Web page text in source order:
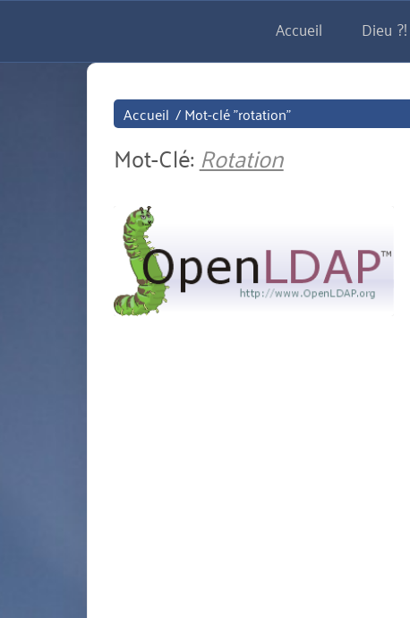
au
Accueil Dieu ?!
Accueil /Mot-clé "rotation"
Mot-Clé: Rotation
miniature